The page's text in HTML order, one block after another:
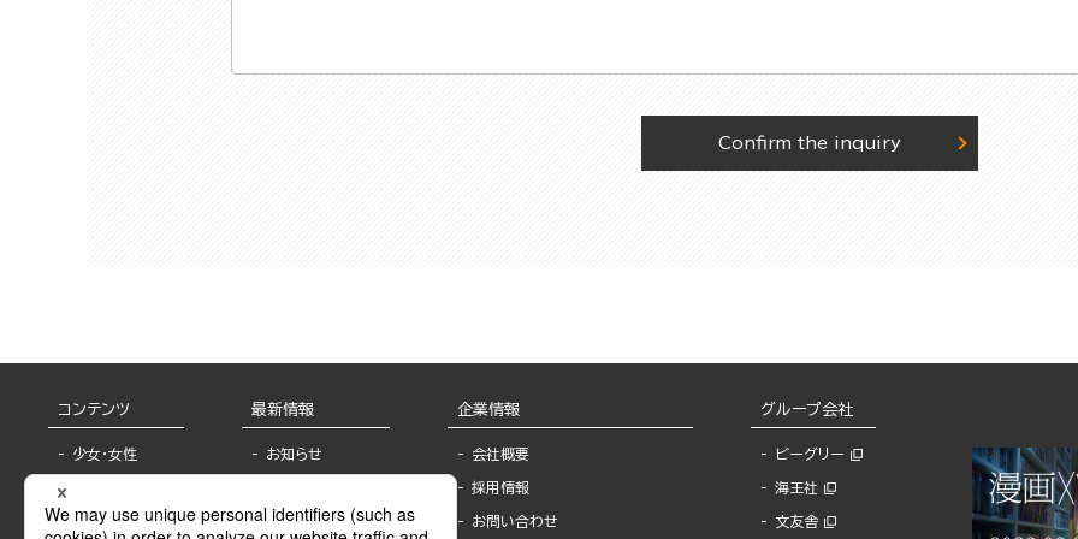
Confirm the inquiry
コンテンツ
少女・女性
BL
最新情報
お知らせ
報
企業情報
会社概要
採用情報
お問い合わせ
グループ会社
ビーグリー
海王社
文友舎